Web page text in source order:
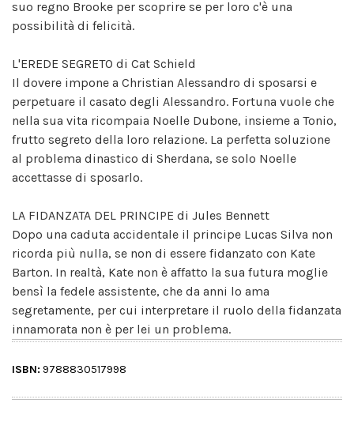
suo regno Brooke per scoprire se per loro c'è una
possibilità di felicità.
L'EREDE SEGRETO di Cat Schield
Il dovere impone a Christian Alessandro di sposarsi e
perpetuare il casato degli Alessandro. Fortuna vuole che
nella sua vita ricompaia Noelle Dubone, insieme a Tonio,
frutto segreto della loro relazione. La perfetta soluzione
al problema dinastico di Sherdana, se solo Noelle
accettasse di sposarlo.
LA FIDANZATA DEL PRINCIPE di Jules Bennett
Dopo una caduta accidentale il principe Lucas Silva non
ricorda più nulla, se non di essere fidanzato con Kate
Barton. In realtà, Kate non è affatto la sua futura moglie
bensì la fedele assistente, che da anni lo ama
segretamente, per cui interpretare il ruolo della fidanzata
innamorata non è per lei un problema.
ISBN: 9788830517998